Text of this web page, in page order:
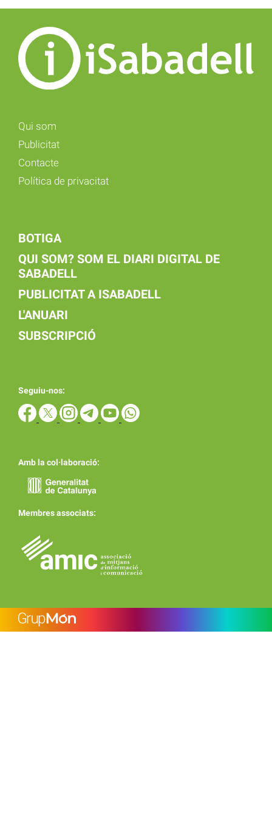
Qui som
Publicitat
Contacte
Política de privacitat
BOTIGA
QUI SOM? SOM EL DIARI DIGITAL DE
SABADELL
PUBLICITAT A ISABADELL
L'ANUARI
SUBSCRIPCIÓ
Seguiu-nos:
Amb la col·laboració:
Membres associats: